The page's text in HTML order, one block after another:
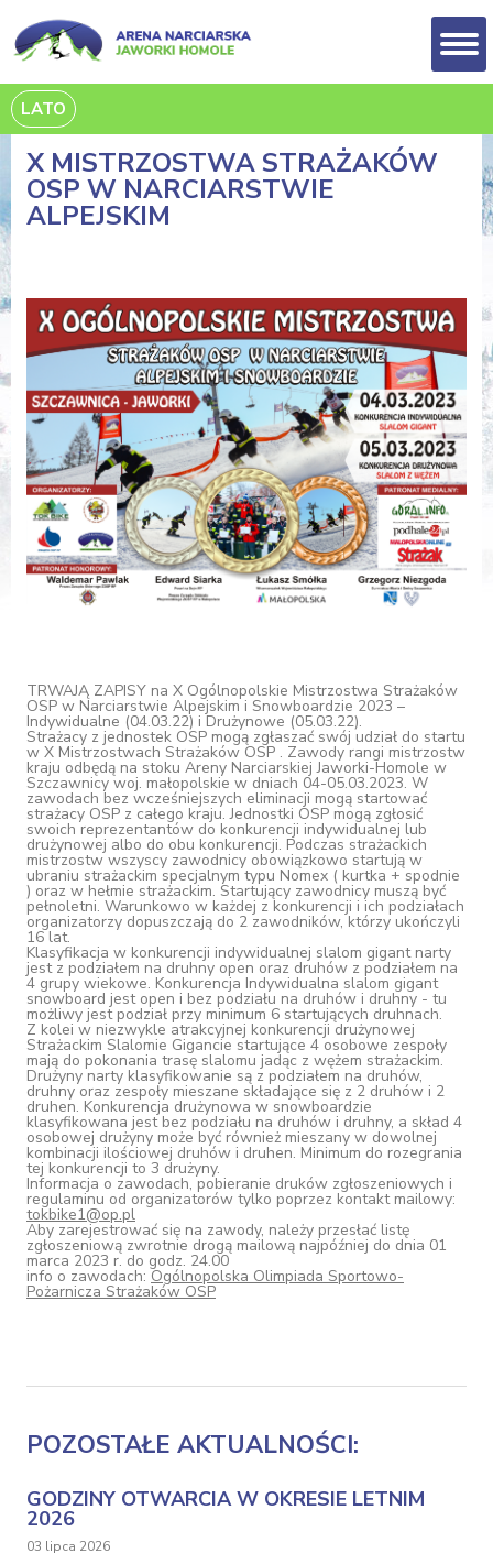
LATO
X MISTRZOSTWA STRAŻAKÓW
OSP W NARCIARSTWIE
ALPEJSKIM
TRWAJĄ ZAPISY na X Ogólnopolskie Mistrzostwa Strażaków
OSP w Narciarstwie Alpejskim i Snowboardzie 2023 –
Indywidualne (04.03.22) i Drużynowe (05.03.22).
Strażacy z jednostek OSP mogą zgłaszać swój udział do startu
w X Mistrzostwach Strażaków OSP . Zawody rangi mistrzostw
kraju odbędą na stoku Areny Narciarskiej Jaworki-Homole w
Szczawnicy woj. małopolskie w dniach 04-05.03.2023. W
zawodach bez wcześniejszych eliminacji mogą startować
strażacy OSP z całego kraju. Jednostki OSP mogą zgłosić
swoich reprezentantów do konkurencji indywidualnej lub
drużynowej albo do obu konkurencji. Podczas strażackich
mistrzostw wszyscy zawodnicy obowiązkowo startują w
ubraniu strażackim specjalnym typu Nomex ( kurtka + spodnie
) oraz w hełmie strażackim. Startujący zawodnicy muszą być
pełnoletni. Warunkowo w każdej z konkurencji i ich podziałach
organizatorzy dopuszczają do 2 zawodników, którzy ukończyli
16 lat.
Klasyfikacja w konkurencji indywidualnej slalom gigant narty
jest z podziałem na druhny open oraz druhów z podziałem na
4 grupy wiekowe. Konkurencja Indywidualna slalom gigant
snowboard jest open i bez podziału na druhów i druhny - tu
możliwy jest podział przy minimum 6 startujących druhnach.
Z kolei w niezwykle atrakcyjnej konkurencji drużynowej
Strażackim Slalomie Gigancie startujące 4 osobowe zespoły
mają do pokonania trasę slalomu jadąc z wężem strażackim.
Drużyny narty klasyfikowanie są z podziałem na druhów,
druhny oraz zespoły mieszane składające się z 2 druhów i 2
druhen. Konkurencja drużynowa w snowboardzie
klasyfikowana jest bez podziału na druhów i druhny, a skład 4
osobowej drużyny może być również mieszany w dowolnej
kombinacji ilościowej druhów i druhen. Minimum do rozegrania
tej konkurencji to 3 drużyny.
Informacja o zawodach, pobieranie druków zgłoszeniowych i
regulaminu od organizatorów tylko poprzez kontakt mailowy:
tokbike1@op.pl
Aby zarejestrować się na zawody, należy przesłać listę
zgłoszeniową zwrotnie drogą mailową najpóźniej do dnia 01
marca 2023 r. do godz. 24.00
info o zawodach: Ogólnopolska Olimpiada Sportowo-
Pożarnicza Strażaków OSP
POZOSTAŁE AKTUALNOŚCI:
GODZINY OTWARCIA W OKRESIE LETNIM
2026
03 lipca 2026